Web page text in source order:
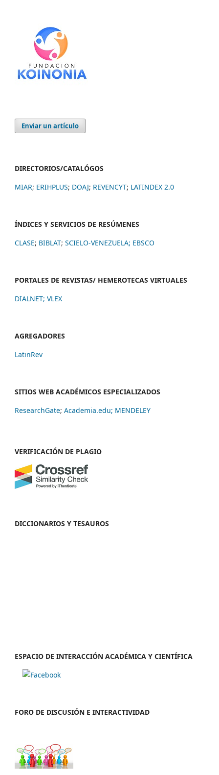
Enviar un artículo
DIRECTORIOS/CATALÓGOS
MIAR; ERIHPLUS; DOAJ; REVENCYT; LATINDEX 2.0
ÍNDICES Y SERVICIOS DE RESÚMENES
CLASE; BIBLAT; SCIELO-VENEZUELA; EBSCO
PORTALES DE REVISTAS/ HEMEROTECAS VIRTUALES
DIALNET; VLEX
AGREGADORES
LatinRev
SITIOS WEB ACADÉMICOS ESPECIALIZADOS
ResearchGate; Academia.edu; MENDELEY
VERIFICACIÓN DE PLAGIO
DICCIONARIOS Y TESAUROS
ESPACIO DE INTERACCIÓN ACADÉMICA Y CIENTÍFICA
FORO DE DISCUSIÓN E INTERACTIVIDAD